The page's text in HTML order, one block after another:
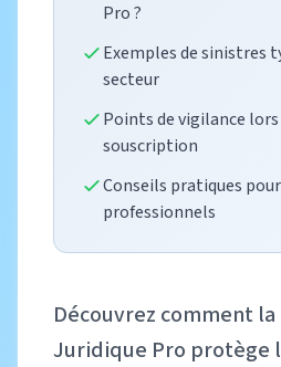
Pro ?
Exemples de sinistres
secteur
Points de vigilance lors
souscription
Conseils pratiques
professionnels
Découvrez comment
Juridique Pro protège